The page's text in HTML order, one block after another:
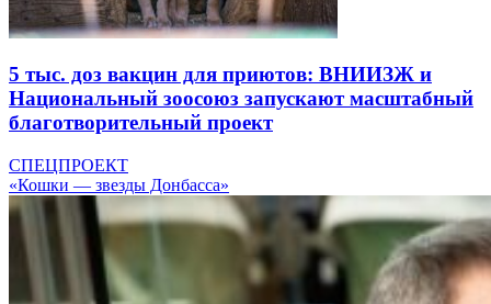
5 тыс. доз вакцин для приютов: ВНИИЗЖ и
Национальный зоосоюз запускают масштабный
благотворительный проект
СПЕЦПРОЕКТ
«Кошки — звезды Донбасса»